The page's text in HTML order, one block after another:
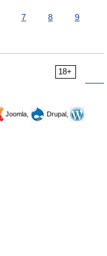
7 8
9
18+
Joomla,
Drupal,